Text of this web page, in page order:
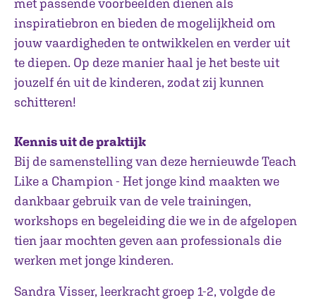
met passende voorbeelden dienen als
inspiratiebron en bieden de mogelijkheid om
jouw vaardigheden te ontwikkelen en verder uit
te diepen. Op deze manier haal je het beste uit
jouzelf én uit de kinderen, zodat zij kunnen
schitteren!
Kennis uit de praktijk
Bij de samenstelling van deze hernieuwde Teach
Like a Champion - Het jonge kind maakten we
dankbaar gebruik van de vele trainingen,
workshops en begeleiding die we in de afgelopen
tien jaar mochten geven aan professionals die
werken met jonge kinderen.
Sandra Visser, leerkracht groep 1-2, volgde de